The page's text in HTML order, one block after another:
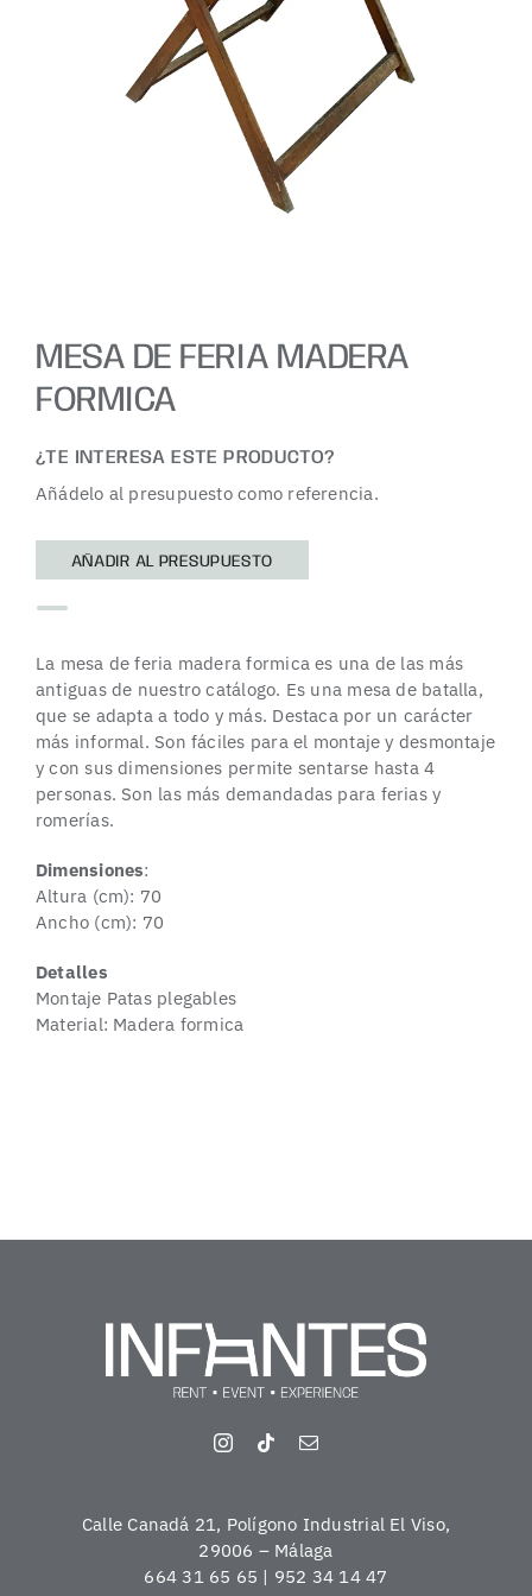
MESA DE FERIA MADERA
FORMICA
¿TE INTERESA ESTE PRODUCTO?
Añádelo al presupuesto como referencia.
AÑADIR AL PRESUPUESTO
La mesa de feria madera formica es una de las más
antiguas de nuestro catálogo. Es una mesa de batalla,
que se adapta a todo y más. Destaca por un carácter
más informal. Son fáciles para el montaje y desmontaje
y con sus dimensiones permite sentarse hasta 4
personas. Son las más demandadas para ferias y
romerías.
Dimensiones:
Altura (cm): 70
Ancho (cm): 70
Detalles
Montaje Patas plegables
Material: Madera formica
Calle Canadá 21, Polígono Industrial El Viso,
29006 – Málaga
664 31 65 65 | 952 34 14 47